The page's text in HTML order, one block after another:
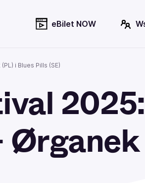
eBilet NOW
i Blues Pills (SE)
2025: